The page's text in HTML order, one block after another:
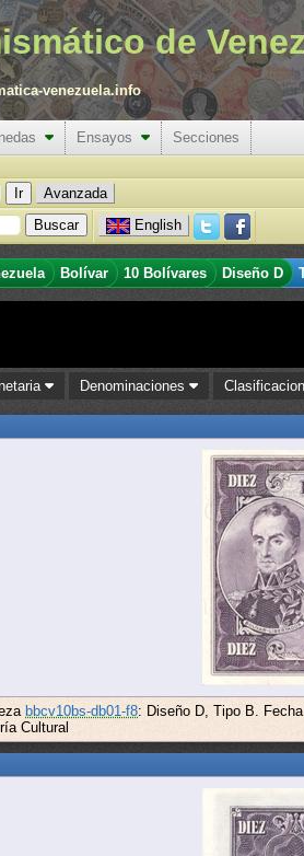
de
venezuela.info
Ensayos
Secciones
Avanzada
English
Bolívar 10 Bolívares Diseño D
Denominaciones
bbcv10bs-db01-f8: Diseño D, Tipo B.
Cultural